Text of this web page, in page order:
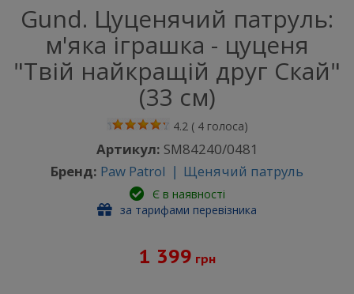
Gund. Цуценячий патруль:
м'яка іграшка - цуценя
"Твій найкращій друг Скай"
(33 см)
4.2 ( 4голоса)
Артикул: SM84240/0481
Бренд: Paw Patrol ❘ Щенячий патруль
Є в наявності
за тарифами перевізника
1 399 грн